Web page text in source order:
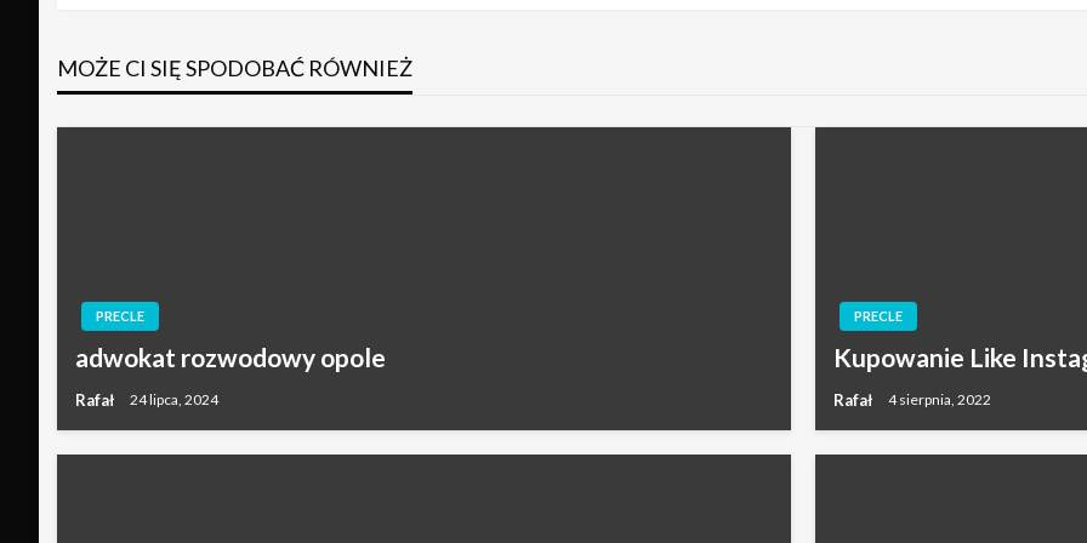
MOŻE CI SIĘ SPODOBAĆ RÓWNIEŻ
PRECLE
adwokat rozwodowy opole
Rafał 24 lipca, 2024
PRECLE
Kupowanie Like
Rafał 4 sierpnia, 2022